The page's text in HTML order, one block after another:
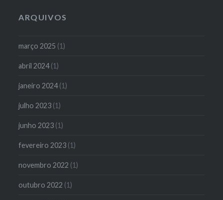
ARQUIVOS
março 2025 (1)
abril 2024(1)
janeiro 2024(1)
julho 2023 (1)
junho 2023 (1)
fevereiro 2023 (1)
novembro 2022 (1)
outubro 2022 (1)